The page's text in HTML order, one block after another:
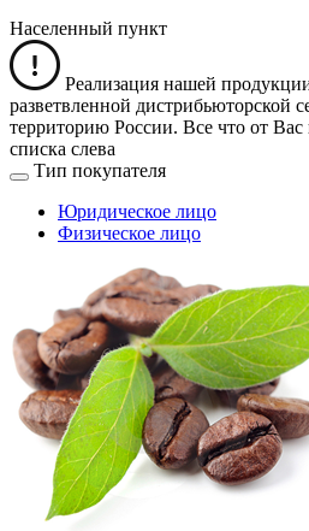
Населенный пункт
Реализация нашей
разветвленной дистрибьюторской
территорию России. Все что от
списка слева
Тип покупателя
Юридическое лицо
Физическое лицо